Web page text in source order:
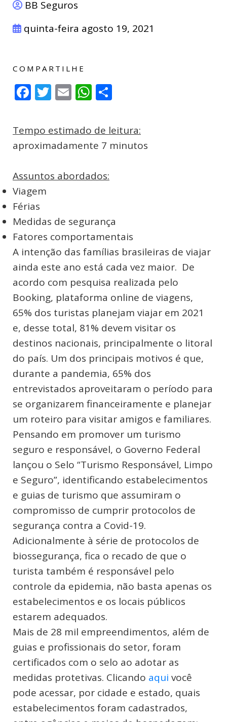
BB Seguros
quinta-feira agosto 19, 2021
COMPARTILHE
Facebook
Twitter
EmailWhatsApp
Tempo estimado de leitura:
aproximadamente 7 minutos
Assuntos abordados:
Viagem
Férias
Medidas de segurança
Fatores comportamentais
A intenção das famílias brasileiras de viajar
ainda este ano está cada vez maior. De
acordo com pesquisa realizada pelo
Booking, plataforma online de viagens,
65% dos turistas planejam viajar em 2021
e, desse total, 81% devem visitar os
destinos nacionais, principalmente o litoral
do país. Um dos principais motivos é que,
durante a pandemia, 65% dos
entrevistados aproveitaram o período para
se organizarem financeiramente e planejar
um roteiro para visitar amigos e familiares.
Pensando em promover um turismo
seguro e responsável, o Governo Federal
lançou o Selo “Turismo Responsável, Limpo
e Seguro”, identificando estabelecimentos
e guias de turismo que assumiram o
compromisso de cumprir protocolos de
segurança contra a Covid-19.
Adicionalmente à série de protocolos de
biossegurança, fica o recado de que o
turista também é responsável pelo
controle da epidemia, não basta apenas os
estabelecimentos e os locais públicos
estarem adequados.
Mais de 28 mil empreendimentos, além de
guias e profissionais do setor, foram
certificados com o selo ao adotar as
medidas protetivas. Clicando aqui você
pode acessar, por cidade e estado, quais
estabelecimentos foram cadastrados,